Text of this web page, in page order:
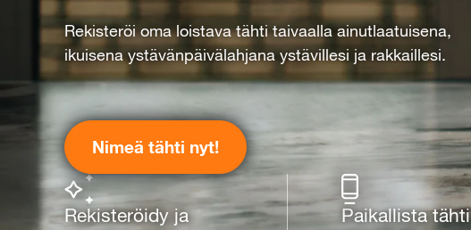
Rekisteröi oma loistava tähti taivaalla ainutlaatuisena,
ikuisena ystävänpäivälahjana ystävillesi ja rakkaillesi.
Nimeä tähti nyt!
Rekisteröidy ja
Paikallista tähti